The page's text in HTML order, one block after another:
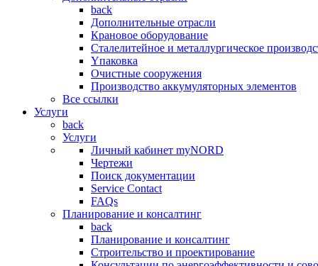
back
Дополнительные отрасли
Крановое оборудование
Сталелитейное и металлургическое
Yпаковка
Очистные сооружения
Производство аккумуляторных элементов
Все ссылки
Услуги
back
Услуги
Личный кабинет myNORD
Чертежи
Поиск документации
Service Contact
FAQs
Планирование и консалтинг
back
Планирование и консалтинг
Строительство и проектирование